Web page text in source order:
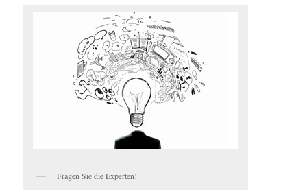
Fragen Sie die Experten!